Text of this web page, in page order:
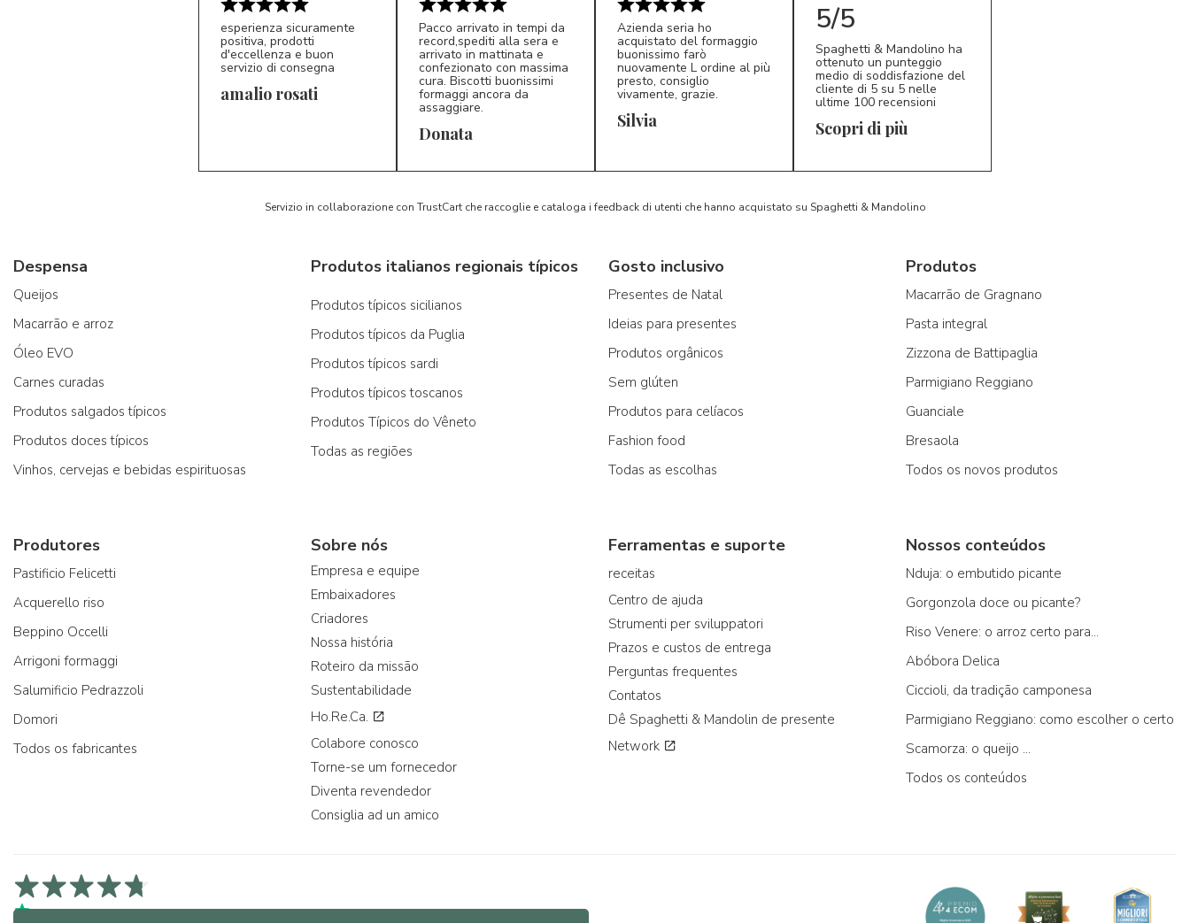
esperienza sicuramente
positiva, prodotti
d'eccellenza e buon
servizio di consegna
amalio rosati
D*
Pacco arrivato in tempi da
record,spediti alla sera e
arrivato in mattinata e
confezionato con massima
cura. Biscotti buonissimi
formaggi ancora da
assaggiare.
Donata S*
Azienda seria ho
acquistato del formaggio
buonissimo farò
nuovamente L ordine al più
presto, consiglio
vivamente, grazie.
Silvia
5/5
Spaghetti & Mandolino ha
ottenuto un punteggio
medio di soddisfazione del
cliente di 5 su 5 nelle
ultime 100 recensioni
Scopri di più
Servizio in collaborazione con TrustCart che raccoglie e cataloga i feedback di utenti che hanno acquistato su Spaghetti & Mandolino
Despensa
Queijos
Macarrão e arroz
Óleo EVO
Carnes curadas
Produtos salgados típicos
Produtos doces típicos
Vinhos, cervejas e bebidas espirituosas
Produtos italianos regionais típicos
Produtos típicos sicilianos
Produtos típicos da Puglia
Produtos típicos sardi
Produtos típicos toscanos
Produtos Típicos do Vêneto
Todas as regiões
Gosto inclusivo
Presentes de Natal
Ideias para presentes
Produtos orgânicos
Sem glúten
Produtos para celíacos
Fashion food
Todas as escolhas
Produtos
Macarrão de Gragnano
Pasta integral
Zizzona de Battipaglia
Parmigiano Reggiano
Guanciale
Bresaola
Todos os novos produtos
Produtores
Pastificio Felicetti
Acquerello riso
Beppino Occelli
Arrigoni formaggi
Salumificio Pedrazzoli
Domori
Todos os fabricantes
Sobre nós
Empresa e equipe
Embaixadores
Criadores
Nossa história
Roteiro da missão
Sustentabilidade
Ho.Re.Ca.
Colabore conosco
Torne-se um fornecedor
Diventa revendedor
Consiglia ad un amico
Ferramentas e suporte
receitas
Centro de ajuda
Strumenti per sviluppatori
Prazos e custos de entrega
Perguntas frequentes
Contatos
Dê Spaghetti & Mandolin de presente
Network
Nossos conteúdos
Nduja: o embutido picante
Gorgonzola doce ou picante?
Riso Venere: o arroz certo para...
Abóbora Delica
Ciccioli, da tradição camponesa
Parmigiano Reggiano: como escolher o certo
Scamorza: o queijo ...
Todos os conteúdos